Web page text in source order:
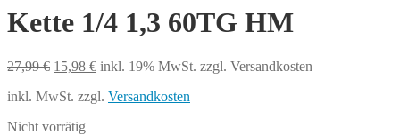
Kette 1/4 1,3 60TG HM
27,99€ Ursprünglicher
war:
15,98 €Aktueller
ist:
inkl. 19% MwSt. zzgl. Versandkosten
inkl. MwSt. zzgl. Versandkosten
Nicht vorrätig